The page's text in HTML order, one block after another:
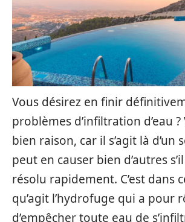
Vous désirez en finir
problèmes d’infiltration d’eau ?
bien raison, car il s’agit là d’un
peut en causer bien d’autres
résolu rapidement. C’est dans
qu’agit l’hydrofuge qui a pour
d’empêcher toute eau de